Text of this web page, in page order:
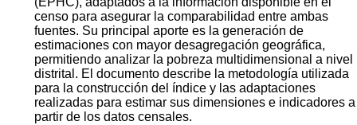
censo para asegurar la comparabilidad entre ambas
fuentes. Su principal aporte es la generación de
estimaciones con mayor desagregación geográfica,
permitiendo analizar la pobreza multidimensional a nivel
distrital. El documento describe la metodología utilizada
para la construcción del índice y las adaptaciones
realizadas para estimar sus dimensiones e indicadores a
partir de los datos censales.